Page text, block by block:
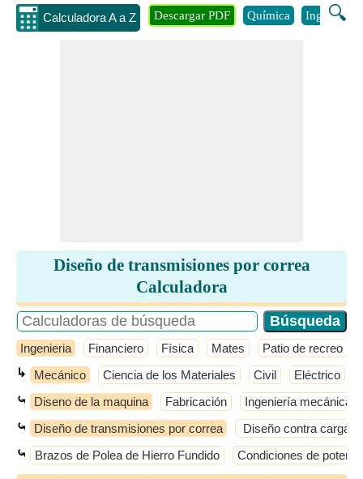
Calculadora A a Z 🔍
Descargar PDF Química Ingenieria
Diseño de transmisiones por correa
Calculadora
Ingenieria Financiero Física Mates Patio de recreo
↳ Mecánico Ciencia de los Materiales Civil Eléctrico
⤿ Diseno de la maquina Fabricación Ingeniería mecánica
⤿ Diseño de transmisiones por correa Diseño contra carga
⤿ Brazos de Polea de Hierro Fundido Condiciones de